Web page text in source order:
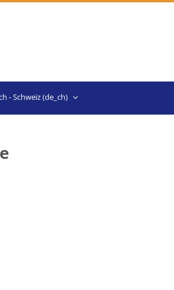
- Schweiz ‎(de_ch)‎